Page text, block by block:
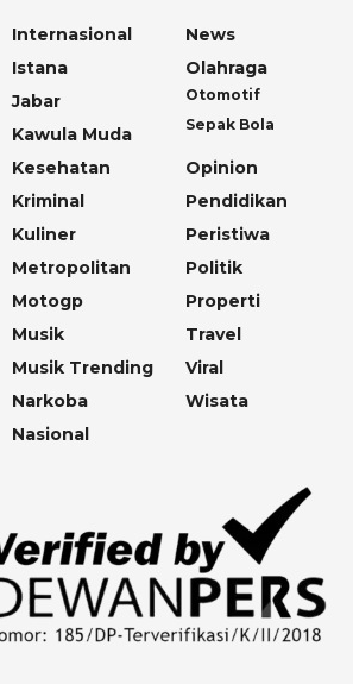
Internasional
Istana
Jabar
Kawula Muda
Kesehatan
Kriminal
Kuliner
Metropolitan
Motogp
Musik
Musik Trending
Narkoba
Nasional
News
Olahraga
Otomotif
Sepak Bola
Opinion
Pendidikan
Peristiwa
Politik
Properti
Travel
Viral
Wisata